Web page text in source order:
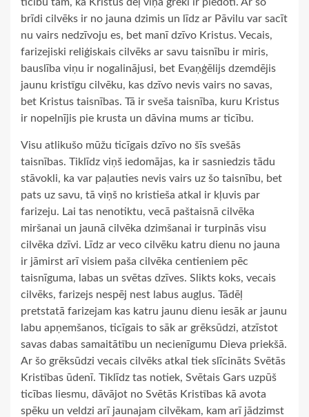
brīdi cilvēks ir no jauna dzimis un līdz ar Pāvilu var sacīt
nu vairs nedzīvoju es, bet manī dzīvo Kristus. Vecais,
farizejiski reliģiskais cilvēks ar savu taisnību ir miris,
bauslība viņu ir nogalinājusi, bet Evaņģēlijs dzemdējis
jaunu kristīgu cilvēku, kas dzīvo nevis vairs no savas,
bet Kristus taisnības. Tā ir sveša taisnība, kuru Kristus
ir nopelnījis pie krusta un dāvina mums ar ticību.
Visu atlikušo mūžu ticīgais dzīvo no šīs svešās
taisnības. Tiklīdz viņš iedomājas, ka ir sasniedzis tādu
stāvokli, ka var paļauties nevis vairs uz šo taisnību, bet
pats uz savu, tā viņš no kristieša atkal ir kļuvis par
farizeju. Lai tas nenotiktu, vecā paštaisnā cilvēka
miršanai un jaunā cilvēka dzimšanai ir turpinās visu
cilvēka dzīvi. Līdz ar veco cilvēku katru dienu no jauna
ir jāmirst arī visiem paša cilvēka centieniem pēc
taisnīguma, labas un svētas dzīves. Slikts koks, vecais
cilvēks, farizejs nespēj nest labus augļus. Tādēļ
pretstatā farizejam kas katru jaunu dienu iesāk ar jaunu
labu apņemšanos, ticīgais to sāk ar grēksūdzi, atzīstot
savas dabas samaitātību un necienīgumu Dieva priekšā.
Ar šo grēksūdzi vecais cilvēks atkal tiek slīcināts Svētās
Kristības ūdenī. Tiklīdz tas notiek, Svētais Gars uzpūš
ticības liesmu, dāvājot no Svētās Kristības kā avota
spēku un veldzi arī jaunajam cilvēkam, kam arī jādzimst